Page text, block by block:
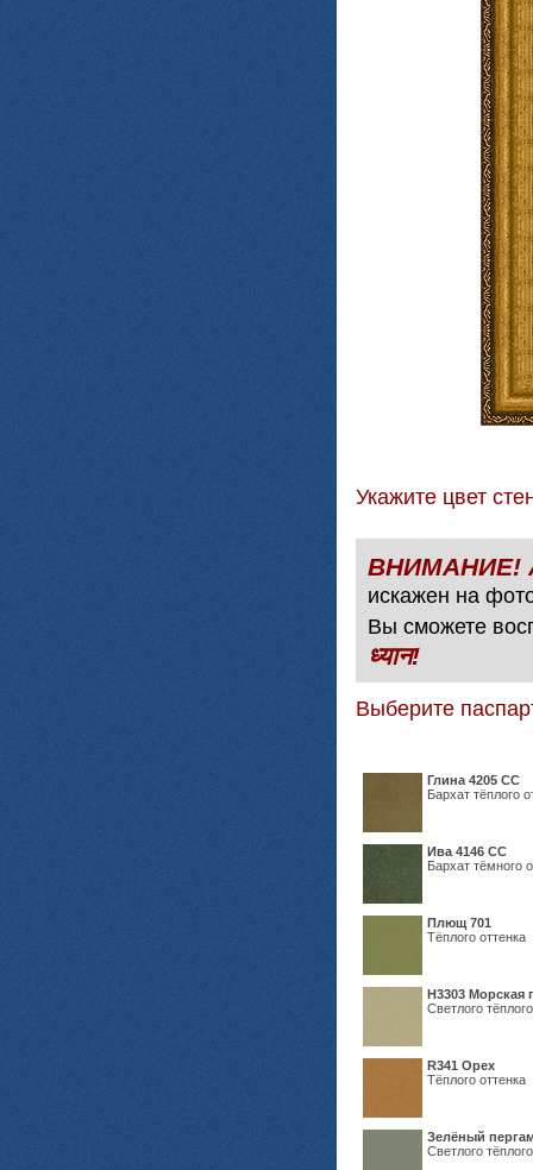
Укажите цвет
искажен на
Вы сможете
ध्यान!
Выберите
Глина 4205 СС
Бархат тёплого
Ива 4146 СС
Бархат тёмного
Плющ 701
Тёплого оттенка
H3303 Морская
Светлого
R341 Орех
Тёплого оттенка
Зелёный
Светлого